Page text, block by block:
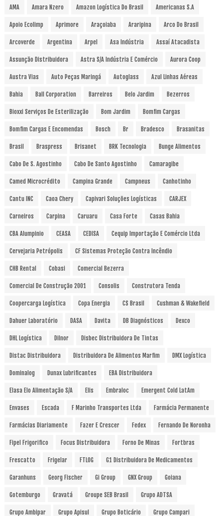
AMA Amara Nzero Amazon Logística Do Brasil Americanas S.A
Apoio Ecolimp Aprimore Araçoiaba Araripina Arco Do Brasil
Arcoverde Argentina Arpel Asa Indústria Assaí Atacadista
Assunção Distribuidora Astra S/A Indústria E Comércio Aurora Coop
Austra Vias Auto Peças Maringá Autoglass Azul Linhas Aéreas
Bahia Ball Corporation Barreiros Belo Jardim Bezerros
Bioxxi Serviços De Esterilização Bom Jardim Bomfim Cargas
Bomfim Cargas E Encomendas Bosch Br Bradesco Brasanitas
Brasil Braspress Brisanet BRK Tecnologia Bunge Alimentos
Cabo De S. Agostinho Cabo De Santo Agostinho Camaragibe
Camed Microcrédito Campina Grande Campneus Canhotinho
Cantu INC Caoa Chery Capivari Soluções Logísticas CARJEX
Carneiros Carpina Caruaru Casa Forte Casas Bahia
CBA Alumpinio CEASA CEDISA Cequip Importação E Comércio Ltda
Cervejaria Petrópolis CF Sistemas Proteção Contra Incêndio
CHB Rental Cobasi Comercial Bezerra
Comercial De Construção 2001 Consolis Construtora Tenda
Coopercarga Logística Copa Energia CS Brasil Cushman & Wakefield
Dahuer Laboratório DASA Davita DB Diagnósticos Dexco
DHL Logística Dilnor Disbec Distribuidora De Tintas
Distac Distribuidora Distribuidora De Alimentos Marfim DMX Logística
Dominalog Dunax Lubrificantes EBA Distribuidora
Elasa Elo Alimentação S/A Elis Embraloc Emergent Cold LatAm
Envases Escada F Marinho Transportes Ltda Farmácia Permanente
Farmácias Diariamente Fazer E Crescer Fedex Fernando De Noronha
Fipel Frigorifico Focus Distribuidora Forno De Minas Fortbras
Frescatto Frigelar FTLOG G1 Distribuidora De Medicamentos
Garanhuns Georg Fischer Gi Group GNX Group Goiana
Gotemburgo Gravatá Groupe SEB Brasil Grupo ADTSA
Grupo Ambipar Grupo Apisul Grupo Boticário Grupo Campari